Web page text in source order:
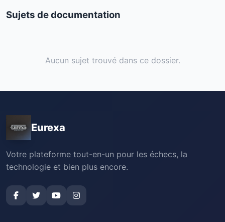
Sujets de documentation
Aucun sujet trouvé dans ce dossier.
Eurexa
Votre plateforme tout-en-un pour les échecs, la
technologie et bien plus encore.